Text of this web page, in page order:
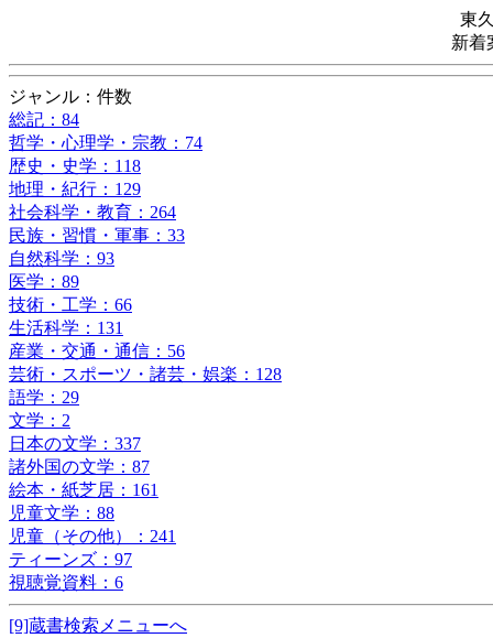
東
新着
ジャンル：件数
総記：84
哲学・心理学・宗教：74
歴史・史学：118
地理・紀行：129
社会科学・教育：264
民族・習慣・軍事：33
自然科学：93
医学：89
技術・工学：66
生活科学：131
産業・交通・通信：56
芸術・スポーツ・諸芸・娯楽：128
語学：29
文学：2
日本の文学：337
諸外国の文学：87
絵本・紙芝居：161
児童文学：88
児童（その他）：241
ティーンズ：97
視聴覚資料：6
[9]蔵書検索メニューへ